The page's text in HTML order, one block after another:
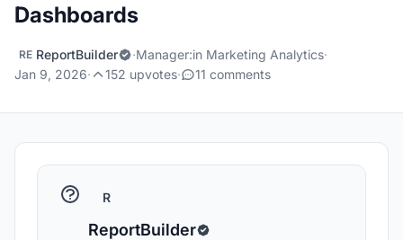
Dashboards
RE ReportBuilder ·Manager:in Marketing Analytics·
Jan 9, 2026· 152 upvotes· 11 comments
R
ReportBuilder